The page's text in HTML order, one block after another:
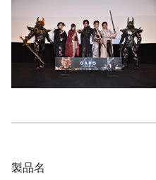
製品名